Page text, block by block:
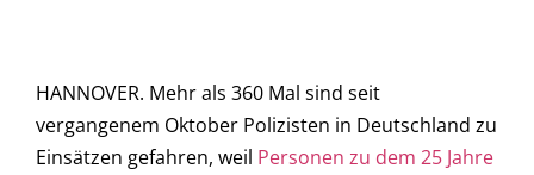
HANNOVER. Mehr als 360 Mal sind seit
vergangenem Oktober Polizisten in Deutschland zu
Einsätzen gefahren, weil Personen zu dem 25 Jahre